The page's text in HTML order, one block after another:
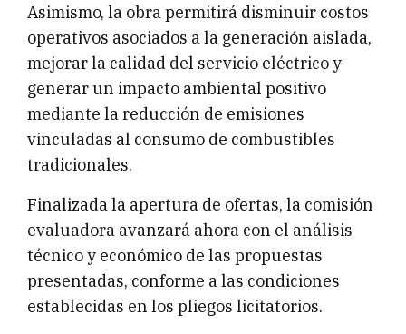
Asimismo, la obra permitirá disminuir costos
operativos asociados a la generación aislada,
mejorar la calidad del servicio eléctrico y
generar un impacto ambiental positivo
mediante la reducción de emisiones
vinculadas al consumo de combustibles
tradicionales.
Finalizada la apertura de ofertas, la comisión
evaluadora avanzará ahora con el análisis
técnico y económico de las propuestas
presentadas, conforme a las condiciones
establecidas en los pliegos licitatorios.